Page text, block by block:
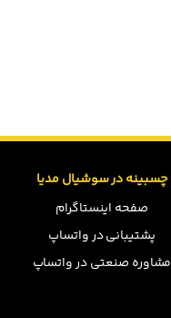
چسبینه در سوشیال مدیا
صفحه اینستاگرام
پشتیبانی در واتساپ
مشاوره صنعتی در واتساپ